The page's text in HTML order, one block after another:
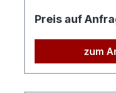
Preis auf
zum